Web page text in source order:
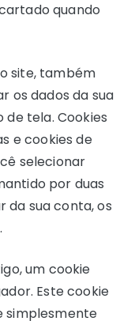
quando
site, também
os dados da sua
de tela. Cookies
e cookies de
selecionar
por duas
da sua conta, os
um cookie
Este cookie
simplesmente